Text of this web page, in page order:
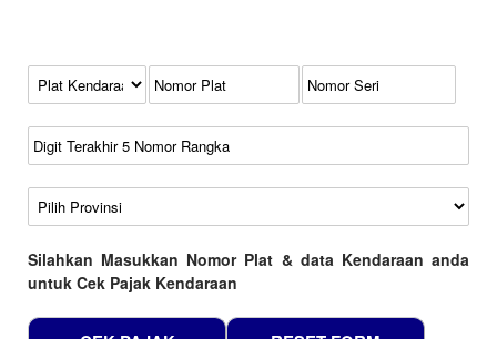
Kode Plat Kendaraan
No Plat
No Seri
No Rangka
Wilayah
Silahkan Masukkan Nomor Plat & data Kendaraan anda
untuk Cek Pajak Kendaraan